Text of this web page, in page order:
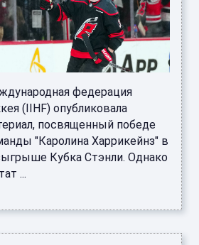
федерация
(IIHF) опубликовала
посвященный победе
"Каролина Харрикейнз" в
Кубка Стэнли. Однако
...